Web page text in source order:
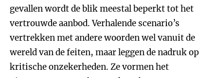
gevallen wordt de blik meestal beperkt tot het
vertrouwde aanbod. Verhalende scenario’s
vertrekken met andere woorden wel vanuit de
wereld van de feiten, maar leggen de nadruk op
kritische onzekerheden. Ze vormen het